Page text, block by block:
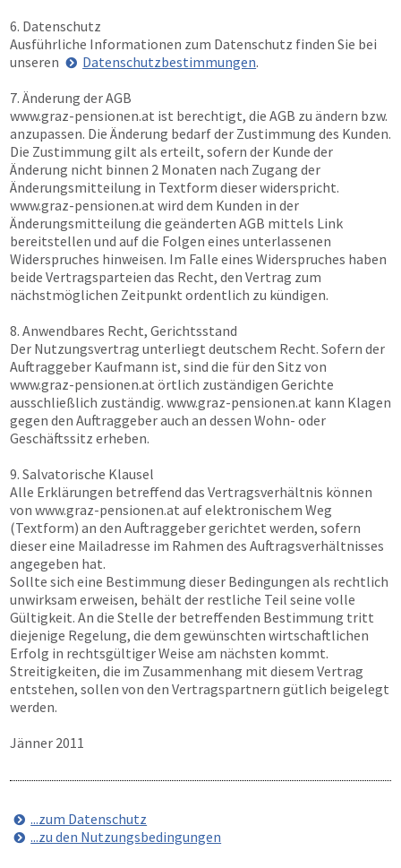
6. Datenschutz
Ausführliche Informationen zum Datenschutz finden Sie bei
unseren
Datenschutzbestimmungen.
7. Änderung der AGB
www.graz-pensionen.at ist berechtigt, die AGB zu ändern bzw.
anzupassen. Die Änderung bedarf der Zustimmung des Kunden.
Die Zustimmung gilt als erteilt, sofern der Kunde der
Änderung nicht binnen 2 Monaten nach Zugang der
Änderungsmitteilung in Textform dieser widerspricht.
www.graz-pensionen.at wird dem Kunden in der
Änderungsmitteilung die geänderten AGB mittels Link
bereitstellen und auf die Folgen eines unterlassenen
Widerspruches hinweisen. Im Falle eines Widerspruches haben
beide Vertragsparteien das Recht, den Vertrag zum
nächstmöglichen Zeitpunkt ordentlich zu kündigen.
8. Anwendbares Recht, Gerichtsstand
Der Nutzungsvertrag unterliegt deutschem Recht. Sofern der
Auftraggeber Kaufmann ist, sind die für den Sitz von
www.graz-pensionen.at örtlich zuständigen Gerichte
ausschließlich zuständig. www.graz-pensionen.at kann Klagen
gegen den Auftraggeber auch an dessen Wohn- oder
Geschäftssitz erheben.
9. Salvatorische Klausel
Alle Erklärungen betreffend das Vertragsverhältnis können
von www.graz-pensionen.at auf elektronischem Weg
(Textform) an den Auftraggeber gerichtet werden, sofern
dieser eine Mailadresse im Rahmen des Auftragsverhältnisses
angegeben hat.
Sollte sich eine Bestimmung dieser Bedingungen als rechtlich
unwirksam erweisen, behält der restliche Teil seine volle
Gültigkeit. An die Stelle der betreffenden Bestimmung tritt
diejenige Regelung, die dem gewünschten wirtschaftlichen
Erfolg in rechtsgültiger Weise am nächsten kommt.
Streitigkeiten, die im Zusammenhang mit diesem Vertrag
entstehen, sollen von den Vertragspartnern gütlich beigelegt
werden.
Jänner 2011
...zum Datenschutz
...zu den Nutzungsbedingungen